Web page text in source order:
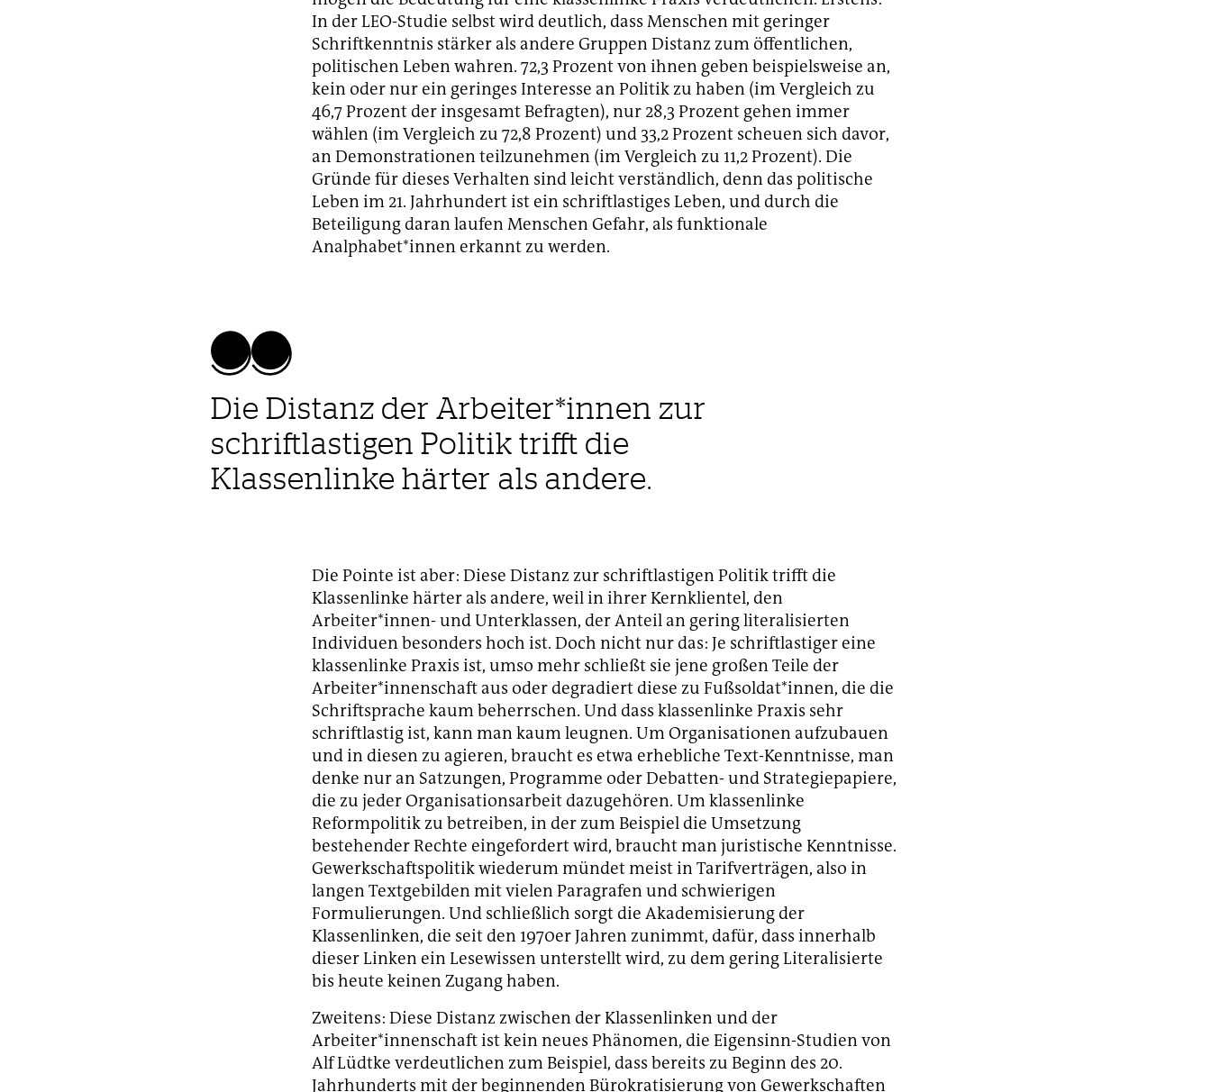
In der LEO-Studie selbst wird deutlich, dass Menschen mit geringer
Schriftkenntnis stärker als andere Gruppen Distanz zum öffentlichen,
politischen Leben wahren. 72,3 Prozent von ihnen geben beispielsweise an,
kein oder nur ein geringes Interesse an Politik zu haben (im Vergleich zu
46,7 Prozent der insgesamt Befragten), nur 28,3 Prozent gehen immer
wählen (im Vergleich zu 72,8 Prozent) und 33,2 Prozent scheuen sich davor,
an Demonstrationen teilzunehmen (im Vergleich zu 11,2 Prozent). Die
Gründe für dieses Verhalten sind leicht verständlich, denn das politische
Leben im 21. Jahrhundert ist ein schriftlastiges Leben, und durch die
Beteiligung daran laufen Menschen Gefahr, als funktionale
Analphabet*innen erkannt zu werden.
Die Distanz der Arbeiter*innen zur
schriftlastigen Politik trifft die
Klassenlinke härter als andere.
Die Pointe ist aber: Diese Distanz zur schriftlastigen Politik trifft die
Klassenlinke härter als andere, weil in ihrer Kernklientel, den
Arbeiter*innen- und Unterklassen, der Anteil an gering literalisierten
Individuen besonders hoch ist. Doch nicht nur das: Je schriftlastiger eine
klassenlinke Praxis ist, umso mehr schließt sie jene großen Teile der
Arbeiter*innenschaft aus oder degradiert diese zu Fußsoldat*innen, die die
Schriftsprache kaum beherrschen. Und dass klassenlinke Praxis sehr
schriftlastig ist, kann man kaum leugnen. Um Organisationen aufzubauen
und in diesen zu agieren, braucht es etwa erhebliche Text-Kenntnisse, man
denke nur an Satzungen, Programme oder Debatten- und Strategiepapiere,
die zu jeder Organisationsarbeit dazugehören. Um klassenlinke
Reformpolitik zu betreiben, in der zum Beispiel die Umsetzung
bestehender Rechte eingefordert wird, braucht man juristische Kenntnisse.
Gewerkschaftspolitik wiederum mündet meist in Tarifverträgen, also in
langen Textgebilden mit vielen Paragrafen und schwierigen
Formulierungen. Und schließlich sorgt die Akademisierung der
Klassenlinken, die seit den 1970er Jahren zunimmt, dafür, dass innerhalb
dieser Linken ein Lesewissen unterstellt wird, zu dem gering Literalisierte
bis heute keinen Zugang haben.
Zweitens: Diese Distanz zwischen der Klassenlinken und der
Arbeiter*innenschaft ist kein neues Phänomen, die Eigensinn-Studien von
Alf Lüdtke verdeutlichen zum Beispiel, dass bereits zu Beginn des 20.
Jahrhunderts mit der beginnenden Bürokratisierung von Gewerkschaften